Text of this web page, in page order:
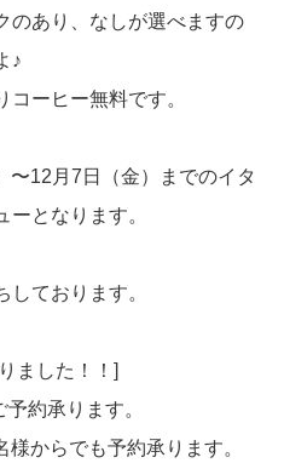
のあり、なしが選べますの
♪
ーヒー無料です。
〜12月7日（金）までのイタ
となります。
ております。
ました！！]
約承ります。
からでも予約承ります。